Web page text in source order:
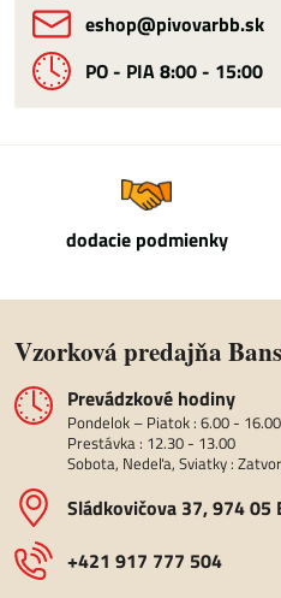
eshop​@pivovarbb​.sk
PO - PIA 8:00 - 15:00
dodacie podmienky
Vzorková predajňa
Prevádzkové hodiny
Pondelok – Piatok : 6.00 - 16.00
Prestávka : 12.30 - 13.00
Sobota, Nedeľa, Sviatky :
Sládkovičova 37, 974 05
+421 917 777 504